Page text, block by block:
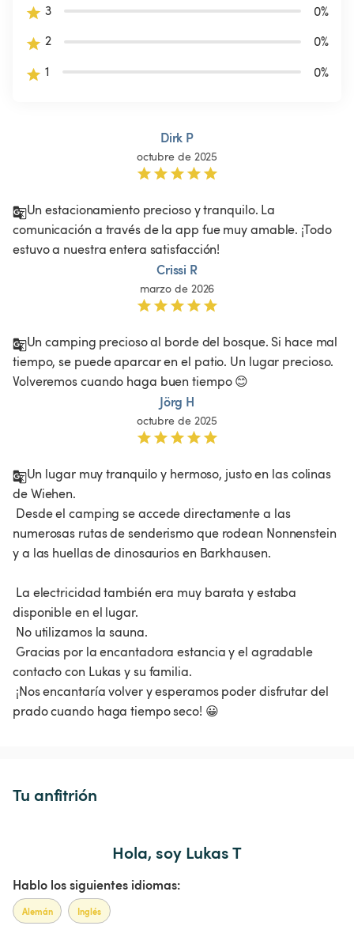
3
0%
2
0%
1
0%
Dirk P
octubre de 2025
Un estacionamiento precioso y tranquilo. La
comunicación a través de la app fue muy amable. ¡Todo
estuvo a nuestra entera satisfacción!
Crissi R
marzo de 2026
Un camping precioso al borde del bosque. Si hace mal
tiempo, se puede aparcar en el patio. Un lugar precioso.
Volveremos cuando haga buen tiempo 😊
Jörg H
octubre de 2025
Un lugar muy tranquilo y hermoso, justo en las colinas
de Wiehen.
numerosas rutas de senderismo que rodean Nonnenstein
y a las huellas de dinosaurios en Barkhausen.
disponible en el lugar.
contacto con Lukas y su familia.
Tu anfitrión
Hola, soy Lukas T
Hablo los siguientes idiomas:
Alemán Inglés